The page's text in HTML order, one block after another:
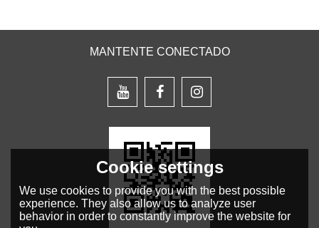
MANTENTE CONECTADO
Cookie settings
We use cookies to provide you with the best possible
experience. They also allow us to analyze user
behavior in order to constantly improve the website for